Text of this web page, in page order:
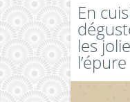
En
les
l’épure